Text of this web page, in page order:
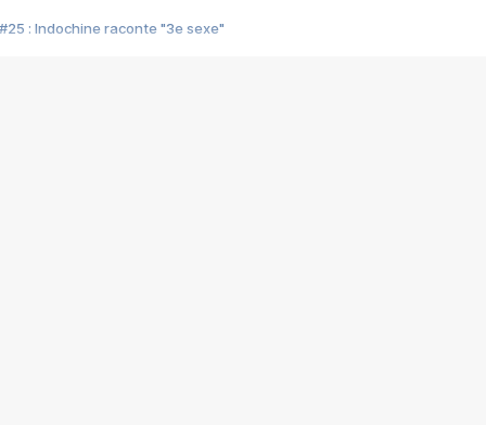
#25 : Indochine raconte "3e sexe"